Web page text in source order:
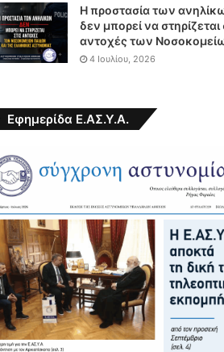
Η προστασία των
δεν μπορεί να στηρίζεται
αντοχές των
Παίδων και της Ελληνικής
4 Ιουλίου, 2026
Εφημερίδα Ε.ΑΣ.Υ.Α.